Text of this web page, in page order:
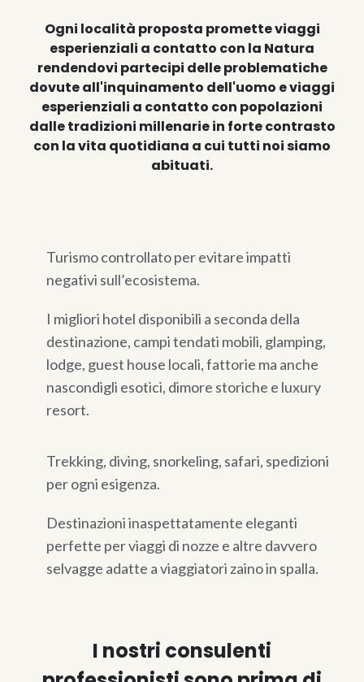
Ogni località proposta promette viaggi
esperienziali a contatto con la Natura
rendendovi partecipi delle problematiche
dovute all'inquinamento dell'uomo e viaggi
esperienziali a contatto con popolazioni
dalle tradizioni millenarie in forte contrasto
con la vita quotidiana a cui tutti noi siamo
abituati.
Turismo controllato per evitare impatti
negativi sull’ecosistema.
I migliori hotel disponibili a seconda della
destinazione, campi tendati mobili, glamping,
lodge, guest house locali, fattorie ma anche
nascondigli esotici, dimore storiche e luxury
resort.
Trekking, diving, snorkeling, safari, spedizioni
per ogni esigenza.
Destinazioni inaspettatamente eleganti
perfette per viaggi di nozze e altre davvero
selvagge adatte a viaggiatori zaino in spalla.
I nostri consulenti